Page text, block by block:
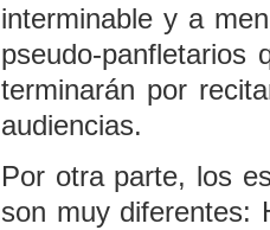
interminable y a
pseudo-panfletarios
terminarán por
audiencias.
Por otra parte, los
son muy diferentes: